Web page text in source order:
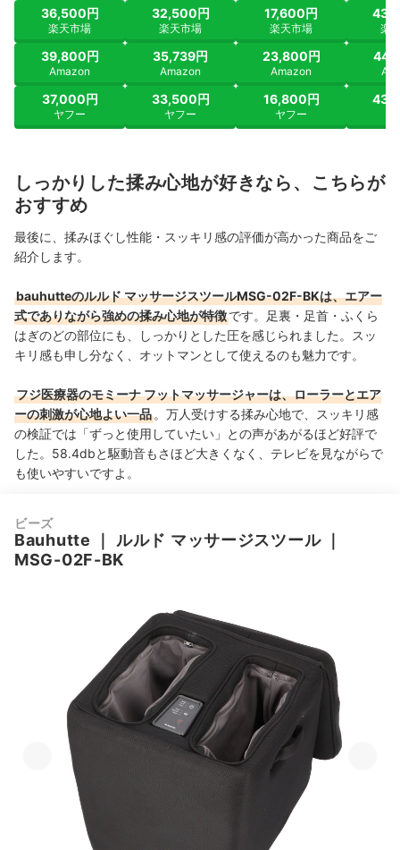
36,500円
楽天市場
39,800円
Amazon
37,000円
ヤフー
32,500円
楽天市場
35,739円
Amazon
33,500円
ヤフー
17,600円
楽天市場
23,800円
Amazon
16,800円
ヤフー
楽
しっかりした揉み心地が好きなら、こちらが
おすすめ
最後に、揉みほぐし性能・スッキリ感の評価が高かった商品をご
紹介します。
bauhutteのルルド マッサージスツールMSG-02F-BKは、エアー
式でありながら強めの揉み心地が特徴です。足裏・足首・ふくら
はぎのどの部位にも、しっかりとした圧を感じられました。スッ
キリ感も申し分なく、オットマンとして使えるのも魅力です。
フジ医療器のモミーナ フットマッサージャーは、ローラーとエア
ーの刺激が心地よい一品 。万人受けする揉み心地で、スッキリ感
の検証では「ずっと使用していたい」との声があがるほど好評で
した。58.4dbと駆動音もさほど大きくなく、テレビを見ながらで
も使いやすいですよ。
ビーズ
Bauhutte ルルド マッサージスツール｜
MSG-02F-BK